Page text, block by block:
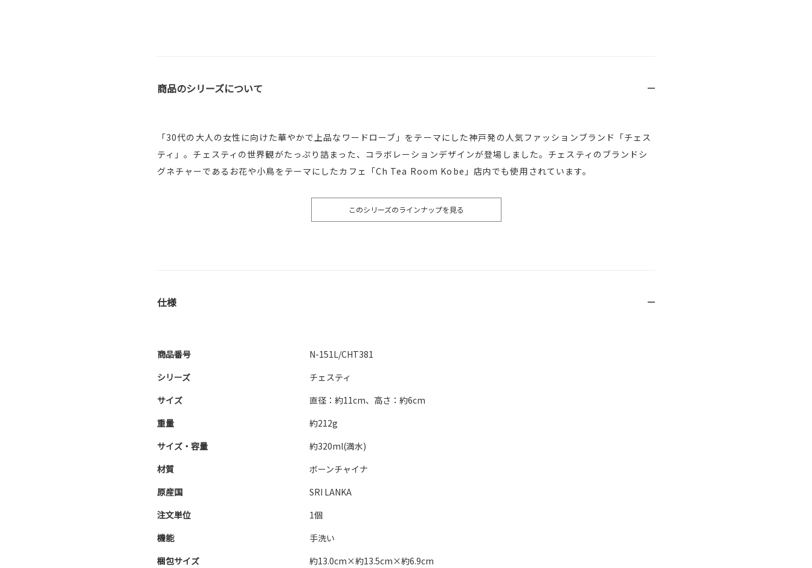
商品のシリーズについて
「30代の大人の女性に向けた華やかで上品なワードローブ」をテーマにした神戸発の人気ファッションブランド「チェス
ティ」。チェスティの世界観がたっぷり詰まった、コラボレーションデザインが登場しました。チェスティのブランドシ
グネチャーであるお花や小鳥をテーマにしたカフェ「Ch Tea Room Kobe」店内でも使用されています。
このシリーズのラインナップを見る
仕様
商品番号
N-151L/CHT381
シリーズ
チェスティ
サイズ
直径：約11cm、高さ：約6cm
重量
約212g
サイズ・容量
約320ml(満水)
材質
ボーンチャイナ
原産国
SRI LANKA
注文単位
1個
機能
手洗い
梱包サイズ
約13.0cm×約13.5cm×約6.9cm